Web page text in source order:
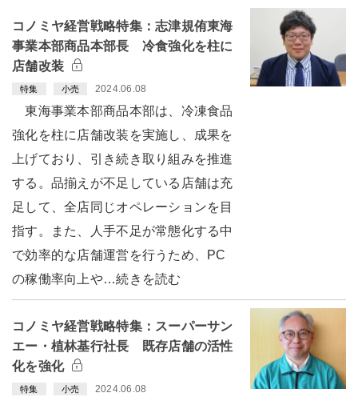
コノミヤ経営戦略特集：志津規侑東海
事業本部商品本部長 冷食強化を柱に
店舗改装
特集 小売 2024.06.08
東海事業本部商品本部は、冷凍食品
強化を柱に店舗改装を実施し、成果を
上げており、引き続き取り組みを推進
する。品揃えが不足している店舗は充
足して、全店同じオペレーションを目
指す。また、人手不足が常態化する中
で効率的な店舗運営を行うため、PC
の稼働率向上や…続きを読む
コノミヤ経営戦略特集：スーパーサン
エー・植林基行社長 既存店舗の活性
化を強化
特集 小売 2024.06.08